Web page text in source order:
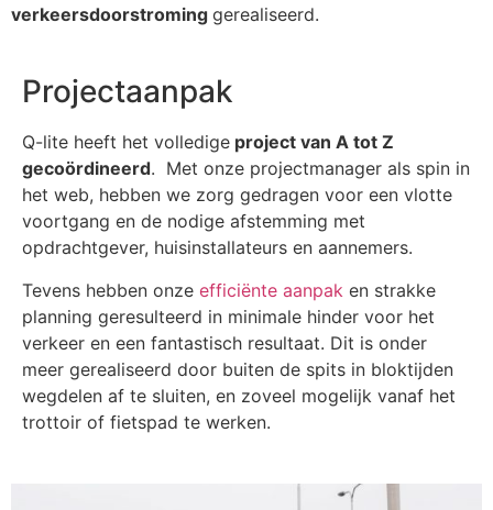
verkeersdoorstroming gerealiseerd.
Projectaanpak
Q-lite heeft het volledige project van A tot Z
gecoördineerd. Met onze projectmanager als spin in
het web, hebben we zorg gedragen voor een vlotte
voortgang en de nodige afstemming met
opdrachtgever, huisinstallateurs en aannemers.
Tevens hebben onze efficiënte aanpak en strakke
planning geresulteerd in minimale hinder voor het
verkeer en een fantastisch resultaat. Dit is onder
meer gerealiseerd door buiten de spits in bloktijden
wegdelen af te sluiten, en zoveel mogelijk vanaf het
trottoir of fietspad te werken.